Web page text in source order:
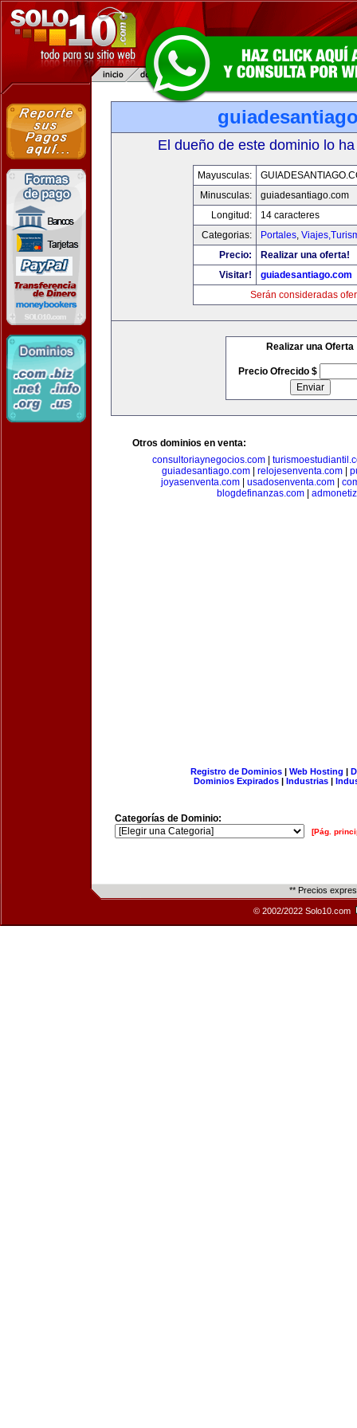
El dueño de este dominio lo
Mayusculas:
Minusculas:
guiadesantiago.com
Longitud:
14 caracteres
Categorias:
Portales,
Precio:
Realizar una oferta!
Visitar!
guiadesantiago.com
Serán consideradas
Realizar una Oferta
Precio Ofrecido $
Otros dominios en venta:
consultoriaynegocios.com
guiadesantiago.com| relojesenventa.com|
joyasenventa.com
usadosenventa.com
blogdefinanzas.com|
Registro de Dominios| Web Hosting |
Dominios Expirados | Industrias |
Categorías de Dominio:
[Pág.
** Precios
© 2002/2022 Solo10.com